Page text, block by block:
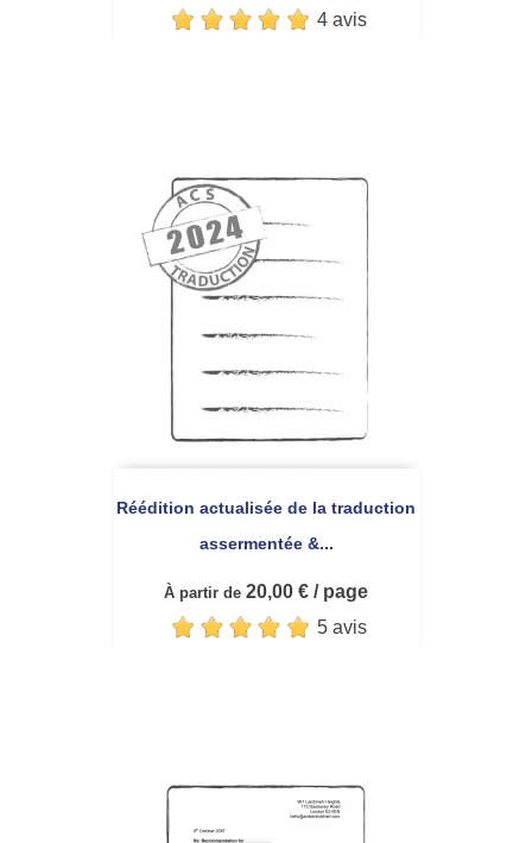
4 avis
Réédition actualisée de la traduction
assermentée &...
À partir de 20,00 € / page
5 avis